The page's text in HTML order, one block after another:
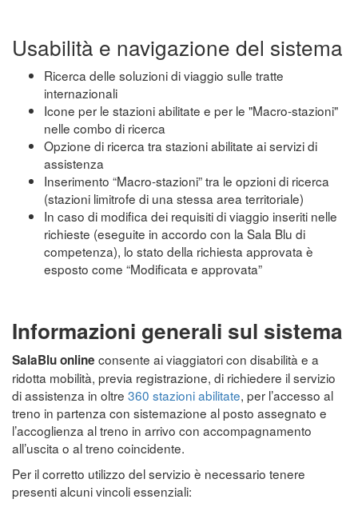
Usabilità e navigazione del sistema
Ricerca delle soluzioni di viaggio sulle tratte
internazionali
Icone per le stazioni abilitate e per le "Macro-stazioni"
nelle combo di ricerca
Opzione di ricerca tra stazioni abilitate ai servizi di
assistenza
Inserimento “Macro-stazioni” tra le opzioni di ricerca
(stazioni limitrofe di una stessa area territoriale)
In caso di modifica dei requisiti di viaggio inseriti nelle
richieste (eseguite in accordo con la Sala Blu di
competenza), lo stato della richiesta approvata è
esposto come “Modificata e approvata”
Informazioni generali sul sistema
SalaBlu online consente ai viaggiatori con disabilità e a
ridotta mobilità, previa registrazione, di richiedere il servizio
di assistenza in oltre 360 stazioni abilitate, per l’accesso al
treno in partenza con sistemazione al posto assegnato e
l’accoglienza al treno in arrivo con accompagnamento
all’uscita o al treno coincidente.
Per il corretto utilizzo del servizio è necessario tenere
presenti alcuni vincoli essenziali: